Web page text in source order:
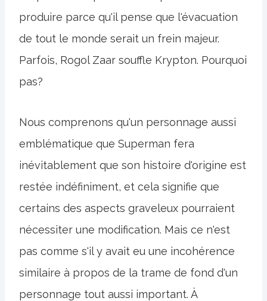
produire parce qu'il pense que l'évacuation
de tout le monde serait un frein majeur.
Parfois, Rogol Zaar souffle Krypton. Pourquoi
pas?
Nous comprenons qu'un personnage aussi
emblématique que Superman fera
inévitablement que son histoire d'origine est
restée indéfiniment, et cela signifie que
certains des aspects graveleux pourraient
nécessiter une modification. Mais ce n'est
pas comme s'il y avait eu une incohérence
similaire à propos de la trame de fond d'un
personnage tout aussi important. À